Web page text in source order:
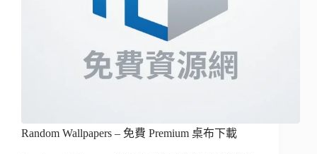
Random Wallpapers – 免費 Premium 桌布下載